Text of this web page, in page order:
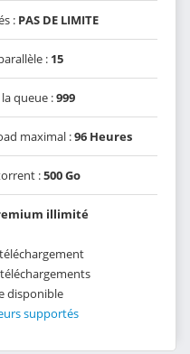
: PAS DE LIMITE
: 15
queue :999
maximal :96 Heures
:500 Go
illimité
disponible
supportés